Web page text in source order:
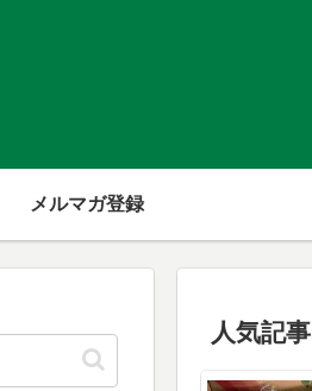
メルマガ登録
人気記事